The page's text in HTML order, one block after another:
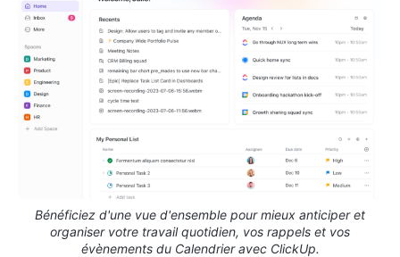
Bénéficiez d'une vue d'ensemble pour mieux anticiper et
organiser votre travail quotidien, vos rappels et vos
évènements du Calendrier avec ClickUp.